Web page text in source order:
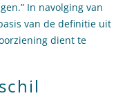
In navolging van
van de definitie uit
dient te